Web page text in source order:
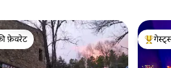
फ़ेवरेट
फ़ेवरेट
गेस्ट्स